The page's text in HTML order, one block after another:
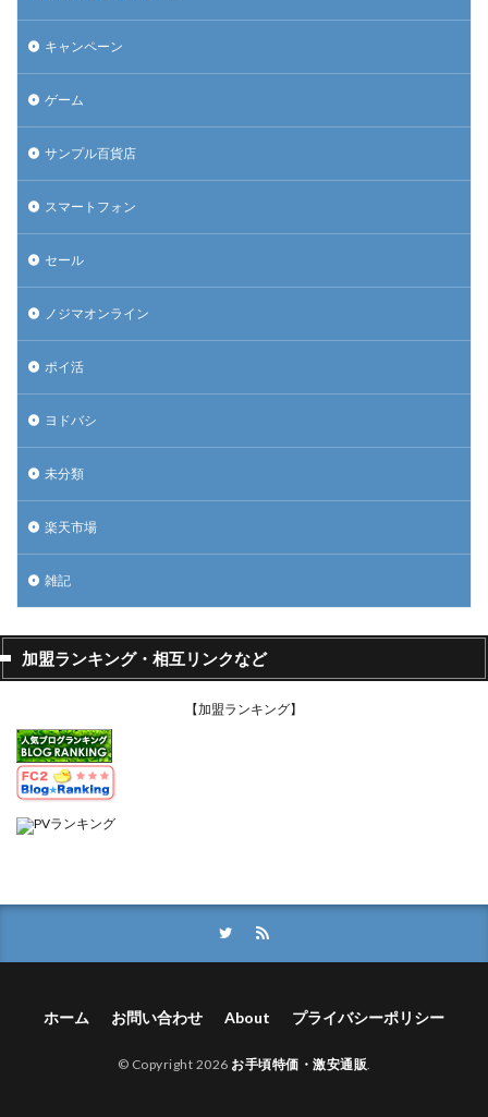
キャンペーン
ゲーム
サンプル百貨店
スマートフォン
セール
ノジマオンライン
ポイ活
ヨドバシ
未分類
楽天市場
雑記
加盟ランキング・相互リンクなど
【加盟ランキング】
ホーム お問い合わせ About プライバシーポリシー
© Copyright 2026 お手頃特価・激安通販.